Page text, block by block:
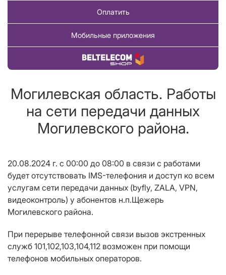
Оплатить
Мобильные приложения
Купить товар
Могилевская область. Работы
на сети передачи данных
Могилевского района.
20.08.2024 г. с 00:00 до 08:00 в связи с работами
будет отсутствовать IMS-телефония и доступ ко всем
услугам сети передачи данных (byfly, ZALA, VPN,
видеоконтроль) у абонентов н.п.Щежерь
Могилевского района.
При перерыве телефонной связи вызов экстренных
служб 101,102,103,104,112 возможен при помощи
телефонов мобильных операторов.